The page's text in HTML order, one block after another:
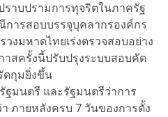
ราบปรามการทุจริตในภาครัฐ
การสอบบรรจุบุคลากรองค์กร
งมหาดไทยเร่งตรวจสอบอย่าง
สครั้งนี้ปรับปรุงระบบสอบคัด
ดกุมยิ่งขึ้น
มนตรี และรัฐมนตรีว่าการ
ภายหลังครบ 7 วันของการตั้ง